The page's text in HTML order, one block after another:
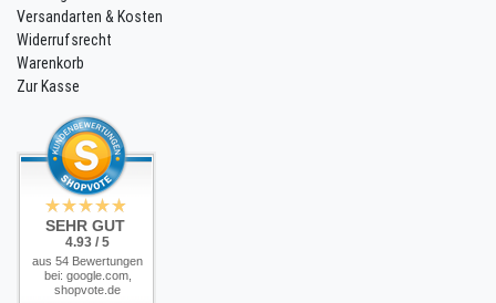
Versandarten & Kosten
Widerrufsrecht
Warenkorb
Zur Kasse
SEHR GUT
4.93 / 5
aus 54 Bewertungen
bei: google.com,
shopvote.de